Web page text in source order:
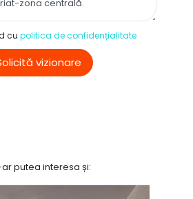
cu politica de confidențialitate
vizionare
putea interesa și: